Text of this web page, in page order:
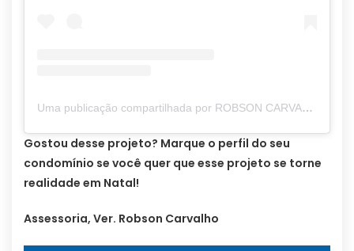
Uma publicação compartilhada por ROBSON CARVALHO (@robsoncarvalhorn)
Gostou desse projeto? Marque o perfil do seu
condomínio se você quer que esse projeto se torne
realidade em Natal!
Assessoria, Ver. Robson Carvalho